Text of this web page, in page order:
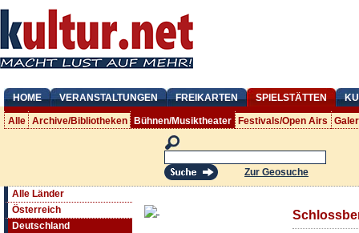
HOME VERANSTALTUNGEN FREIKARTEN SPIELSTÄTTEN
Alle Archive/Bibliotheken Bühnen/Musiktheater Festivals/Open Airs
Zur Geosuche
Alle Länder
Österreich
Deutschland